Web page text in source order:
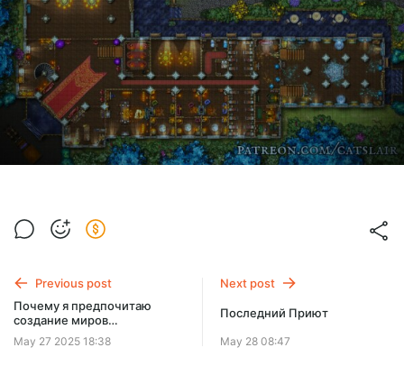
Previous post
Почему я предпочитаю
создание миров
традиционным мирам и
кампаниям Dungeons and
May 27 2025 18:38
Next post
Последний Приют
May 28 08:47